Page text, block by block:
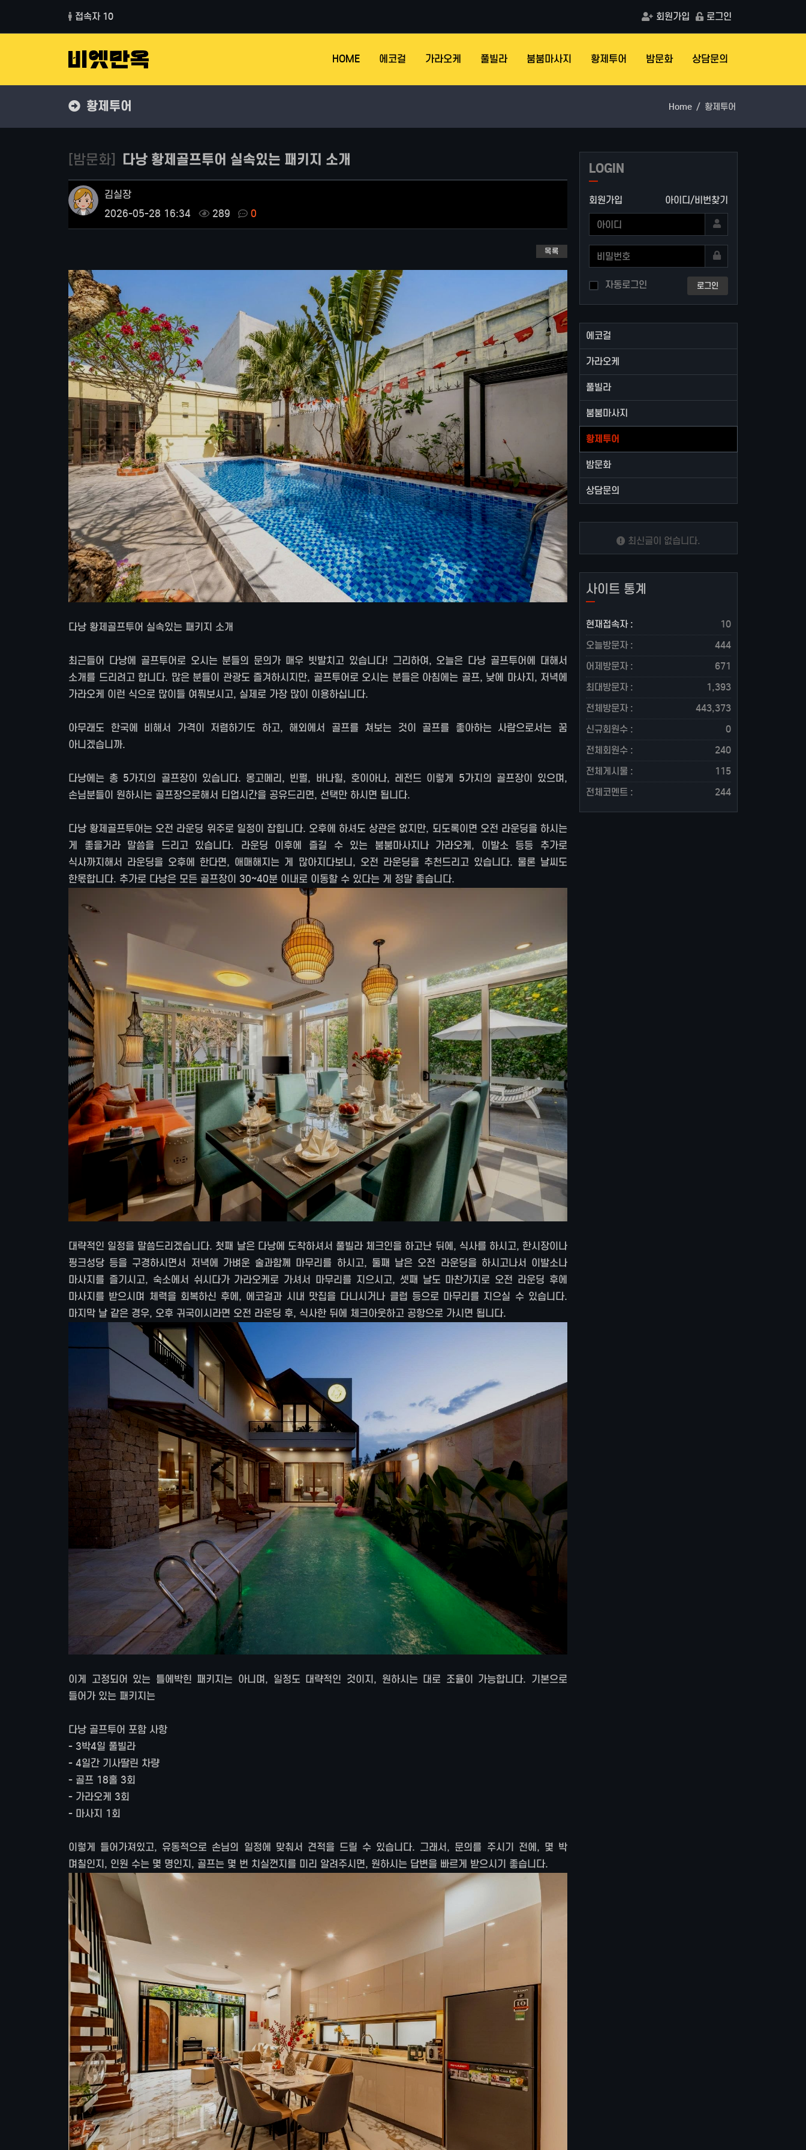
접속자 10 회원가입 로그인
HOME 에코걸 가라오케 풀빌라 붐붐마사지 황제투어 밤문화 상담문의
황제투어 Home 황제투어
[밤문화] 다낭 황제골프투어 실속있는 패키지 소개
김실장
2026-05-28 16:34
289 0
목록
다낭 황제골프투어 실속있는 패키지 소개
최근들어 다낭에 골프투어로 오시는 분들의 문의가 매우 빗발치고 있습니다! 그리하여, 오늘은 다낭 골프투어에 대해서
소개를 드리려고 합니다. 많은 분들이 관광도 즐겨하시지만, 골프투어로 오시는 분들은 아침에는 골프, 낮에 마사지, 저녁에
가라오케 이런 식으로 많이들 여쭤보시고, 실제로 가장 많이 이용하십니다.
아무래도 한국에 비해서 가격이 저렴하기도 하고, 해외에서 골프를 쳐보는 것이 골프를 좋아하는 사람으로서는 꿈
아니겠습니까.
다낭에는 총 5가지의 골프장이 있습니다. 몽고메리, 빈펄, 바나힐, 호이아나, 레전드 이렇게 5가지의 골프장이 있으며,
손님분들이 원하시는 골프장으로해서 티업시간을 공유드리면, 선택만 하시면 됩니다.
다낭 황제골프투어는 오전 라운딩 위주로 일정이 잡힙니다. 오후에 하셔도 상관은 없지만, 되도록이면 오전 라운딩을 하시는
게 좋을거라 말씀을 드리고 있습니다. 라운딩 이후에 즐길 수 있는 붐붐마사지나 가라오케, 이발소 등등 추가로
식사까지해서 라운딩을 오후에 한다면, 애매해지는 게 많아지다보니, 오전 라운딩을 추천드리고 있습니다. 물론 날씨도
한몫합니다. 추가로 다낭은 모든 골프장이 30~40분 이내로 이동할 수 있다는 게 정말 좋습니다.
대략적인 일정을 말씀드리겠습니다. 첫째 날은 다낭에 도착하셔서 풀빌라 체크인을 하고난 뒤에, 식사를 하시고, 한시장이나
핑크성당 등을 구경하시면서 저녁에 가벼운 술과함께 마무리를 하시고, 둘째 날은 오전 라운딩을 하시고나서 이발소나
마사지를 즐기시고, 숙소에서 쉬시다가 가라오케로 가셔서 마무리를 지으시고, 셋째 날도 마찬가지로 오전 라운딩 후에
마사지를 받으시며 체력을 회복하신 후에, 에코걸과 시내 맛집을 다니시거나 클럽 등으로 마무리를 지으실 수 있습니다.
마지막 날 같은 경우, 오후 귀국이시라면 오전 라운딩 후, 식사한 뒤에 체크아웃하고 공항으로 가시면 됩니다.
이게 고정되어 있는 틀에박힌 패키지는 아니며, 일정도 대략적인 것이지, 원하시는 대로 조율이 가능합니다. 기본으로
들어가 있는 패키지는
다낭 골프투어 포함 사항
- 3박4일 풀빌라
- 4일간 기사딸린 차량
- 골프 18홀 3회
- 가라오케 3회
- 마사지 1회
이렇게 들어가져있고, 유동적으로 손님의 일정에 맞춰서 견적을 드릴 수 있습니다. 그래서, 문의를 주시기 전에, 몇 박
며칠인지, 인원 수는 몇 명인지, 골프는 몇 번 치실껀지를 미리 알려주시면, 원하시는 답변을 빠르게 받으시기 좋습니다.
LOGIN
회원가입 아이디/비번찾기
자동로그인 로그인
에코걸
가라오케
풀빌라
붐붐마사지
황제투어
밤문화
상담문의
최신글이 없습니다.
사이트 통계
현재접속자 :
10
오늘방문자 :
444
어제방문자 :
671
최대방문자 :
1,393
전체방문자 :
443,373
신규회원수 :
0
전체회원수 :
240
전체게시물 :
115
전체코멘트 :
244